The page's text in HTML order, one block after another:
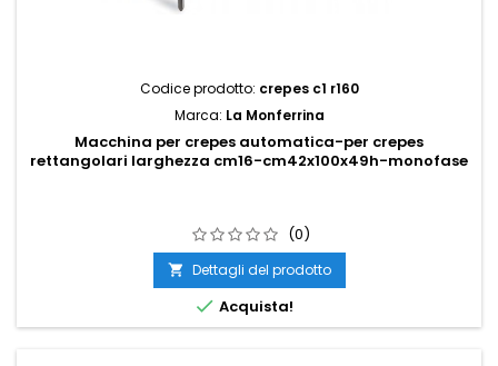
Codice prodotto: crepes c1 r160
Marca: La Monferrina
Macchina per crepes automatica-per crepes
rettangolari larghezza cm16-cm42x100x49h-monofase
(0)
 Dettagli del prodotto
 Acquista!